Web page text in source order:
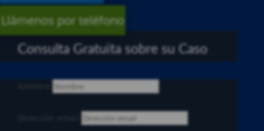
Llámenos por teléfono
Consulta Gratuita sobre su Caso